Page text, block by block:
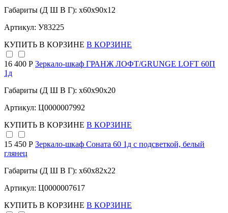
Габариты (Д Ш В Г): x60x90x12
Артикул: У83225
КУПИТЬ В КОРЗИНЕ В КОРЗИНЕ
16 400 Р Зеркало-шкаф ГРАНЖ ЛОФТ/GRUNGE LOFT 60П
1д
Габариты (Д Ш В Г): x60x90x20
Артикул: Ц0000007992
КУПИТЬ В КОРЗИНЕ В КОРЗИНЕ
15 450 Р Зеркало-шкаф Соната 60 1д с подсветкой, белый
глянец
Габариты (Д Ш В Г): x60x82x22
Артикул: Ц0000007617
КУПИТЬ В КОРЗИНЕ В КОРЗИНЕ